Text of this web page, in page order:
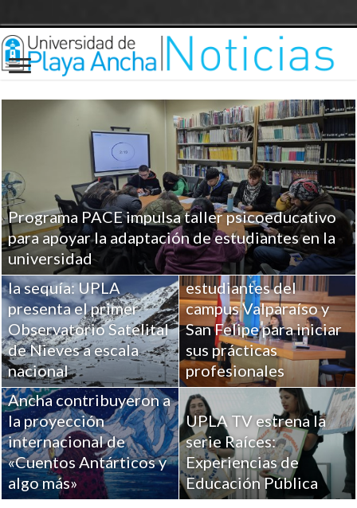
Programa PACE impulsa taller psicoeducativo
para apoyar la adaptación de estudiantes en la
universidad
Ciencia para combatir
la sequía: UPLA
presenta el primer
Observatorio Satelital
de Nieves a escala
nacional
UPLA entrega
herramientas clave a
más de 100
estudiantes del
campus Valparaíso y
San Felipe para iniciar
sus prácticas
profesionales
Académicos de la
Universidad de Playa
Ancha contribuyeron a
la proyección
internacional de
«Cuentos Antárticos y
algo más»
UPLA TV estrena la
serie Raíces:
Experiencias de
Educación Pública